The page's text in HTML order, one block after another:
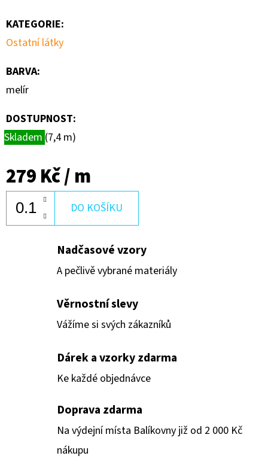
KATEGORIE:
Ostatní látky
BARVA:
melír
DOSTUPNOST:
Skladem (7,4 m)
279 Kč/ m
DO KOŠÍKU
Nadčasové vzory
A pečlivě vybrané materiály
Věrnostní slevy
Vážíme si svých zákazníků
Dárek a vzorky zdarma
Ke každé objednávce
Doprava zdarma
Na výdejní místa Balíkovny již od 2 000 Kč
nákupu